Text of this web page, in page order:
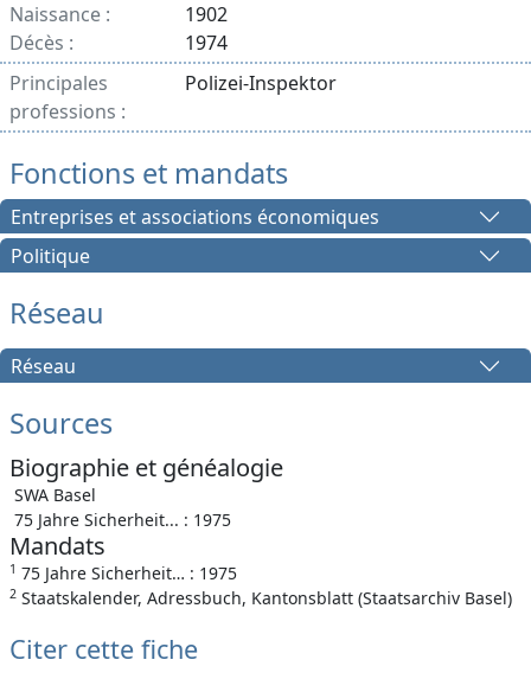
Naissance :
1902
Décès :
1974
Principales
professions :
Polizei-Inspektor
Fonctions et mandats
Entreprises et associations économiques
Politique
Réseau
Réseau
Sources
Biographie et généalogie
SWA Basel
75 Jahre Sicherheit... : 1975
Mandats
1 75 Jahre Sicherheit… : 1975
2 Staatskalender, Adressbuch, Kantonsblatt (Staatsarchiv Basel)
Citer cette fiche